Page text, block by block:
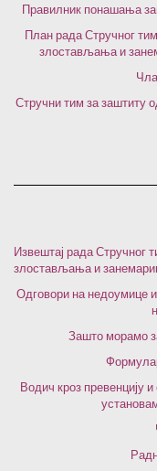
Правилник понашања
План рада Стручног
злостављања и
Стручни тим за заштиту
Извештај рада Стручног
злостављања и
Одговори на недоумице
Зашто морамо
Водич кроз превенцију